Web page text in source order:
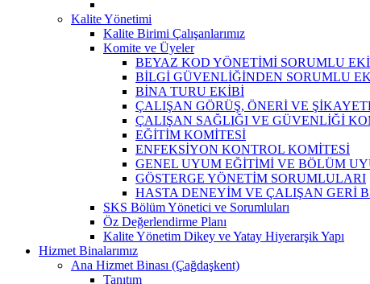
Kalite Yönetimi
Kalite Birimi Çalışanlarımız
Komite ve Üyeler
BEYAZ KOD YÖNETİMİ SORUMLU
BİLGİ GÜVENLİĞİNDEN SORUMLU
BİNA TURU EKİBİ
ÇALIŞAN GÖRÜŞ, ÖNERİ VE
ÇALIŞAN SAĞLIĞI VE GÜVENLİĞİ
EĞİTİM KOMİTESİ
ENFEKSİYON KONTROL KOMİTESİ
GENEL UYUM EĞİTİMİ VE BÖLÜM
GÖSTERGE YÖNETİM SORUMLULARI
HASTA DENEYİM VE ÇALIŞAN GERİ
SKS Bölüm Yönetici ve Sorumluları
Öz Değerlendirme Planı
Kalite Yönetim Dikey ve Yatay Hiyerarşik Yapı
Hizmet Binalarımız
Ana Hizmet Binası (Çağdaşkent)
Tanıtım